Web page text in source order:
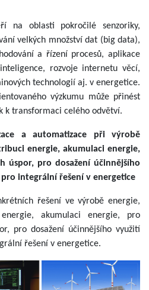
na oblasti pokročilé senzoriky,
velkých množství dat (big data),
a řízení procesů, aplikace
rozvoje internetu věcí,
technologií aj. v energetice.
výzkumu může přinést
k transformaci celého odvětví.
a automatizace při výrobě
energie, akumulaci energie,
úspor, pro dosažení účinnějšího
integrální řešení v energetice
řešení ve výrobě energie,
akumulaci energie, pro
pro dosažení účinnějšího využití
řešení v energetice.